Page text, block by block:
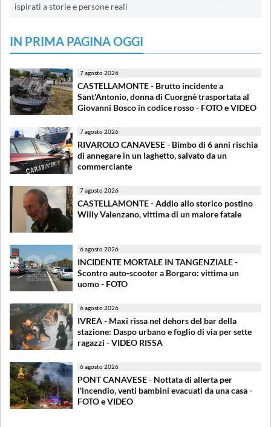
ispirati a storie e persone reali
IN PRIMA PAGINA OGGI
7 agosto 2026
CASTELLAMONTE - Brutto incidente a
Sant'Antonio, donna di Cuorgnè trasportata al
Giovanni Bosco in codice rosso - FOTO e VIDEO
7 agosto 2026
RIVAROLO CANAVESE - Bimbo di 6 anni rischia
di annegare in un laghetto, salvato da un
commerciante
7 agosto 2026
CASTELLAMONTE - Addio allo storico postino
Willy Valenzano, vittima di un malore fatale
6 agosto 2026
INCIDENTE MORTALE IN TANGENZIALE -
Scontro auto-scooter a Borgaro: vittima un
uomo - FOTO
6 agosto 2026
IVREA - Maxi rissa nel dehors del bar della
stazione: Daspo urbano e foglio di via per sette
ragazzi - VIDEO RISSA
6 agosto 2026
PONT CANAVESE - Nottata di allerta per
l'incendio, venti bambini evacuati da una casa -
FOTO e VIDEO